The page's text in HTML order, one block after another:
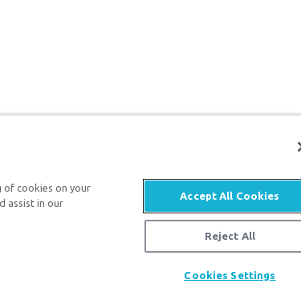
es un ministerio de apologética, dedicado a ayudar a
el evangelio de Jesucristo.
Available
of cookies on your
assist in our
Accept All Cookies
Reject All
Cookies Settings